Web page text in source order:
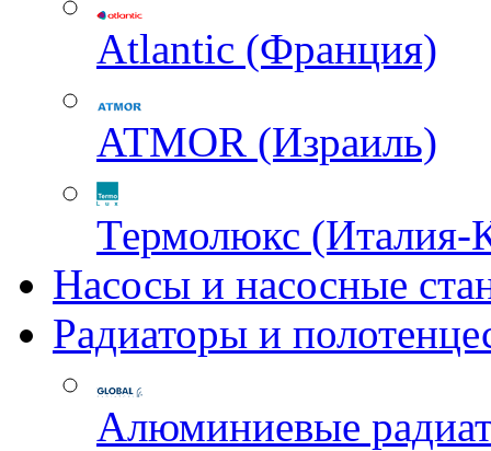
Atlantic (Франция)
ATMOR (Израиль)
Термолюкс (Италия-
Насосы и насосные
Радиаторы и
Алюминиевые